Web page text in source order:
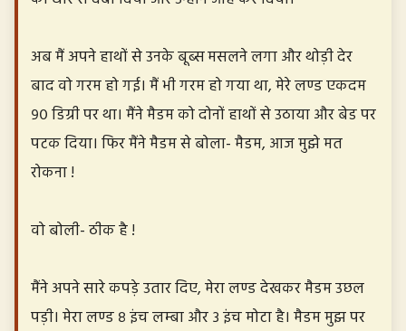
अब मैं अपने हाथों से उनके बूब्स मसलने लगा और थोड़ी देर
बाद वो गरम हो गई। मैं भी गरम हो गया था, मेरे लण्ड एकदम
९० डिग्री पर था। मैंने मैडम को दोनों हाथों से उठाया और बेड पर
पटक दिया। फिर मैंने मैडम से बोला- मैडम, आज मुझे मत
रोकना !
वो बोली- ठीक है !
मैंने अपने सारे कपड़े उतार दिए, मेरा लण्ड देखकर मैडम उछल
पड़ी। मेरा लण्ड ८ इंच लम्बा और ३ इंच मोटा है। मैडम मुझ पर